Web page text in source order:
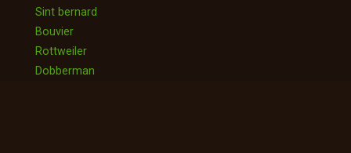
Sint bernard
Bouvier
Rottweiler
Dobberman